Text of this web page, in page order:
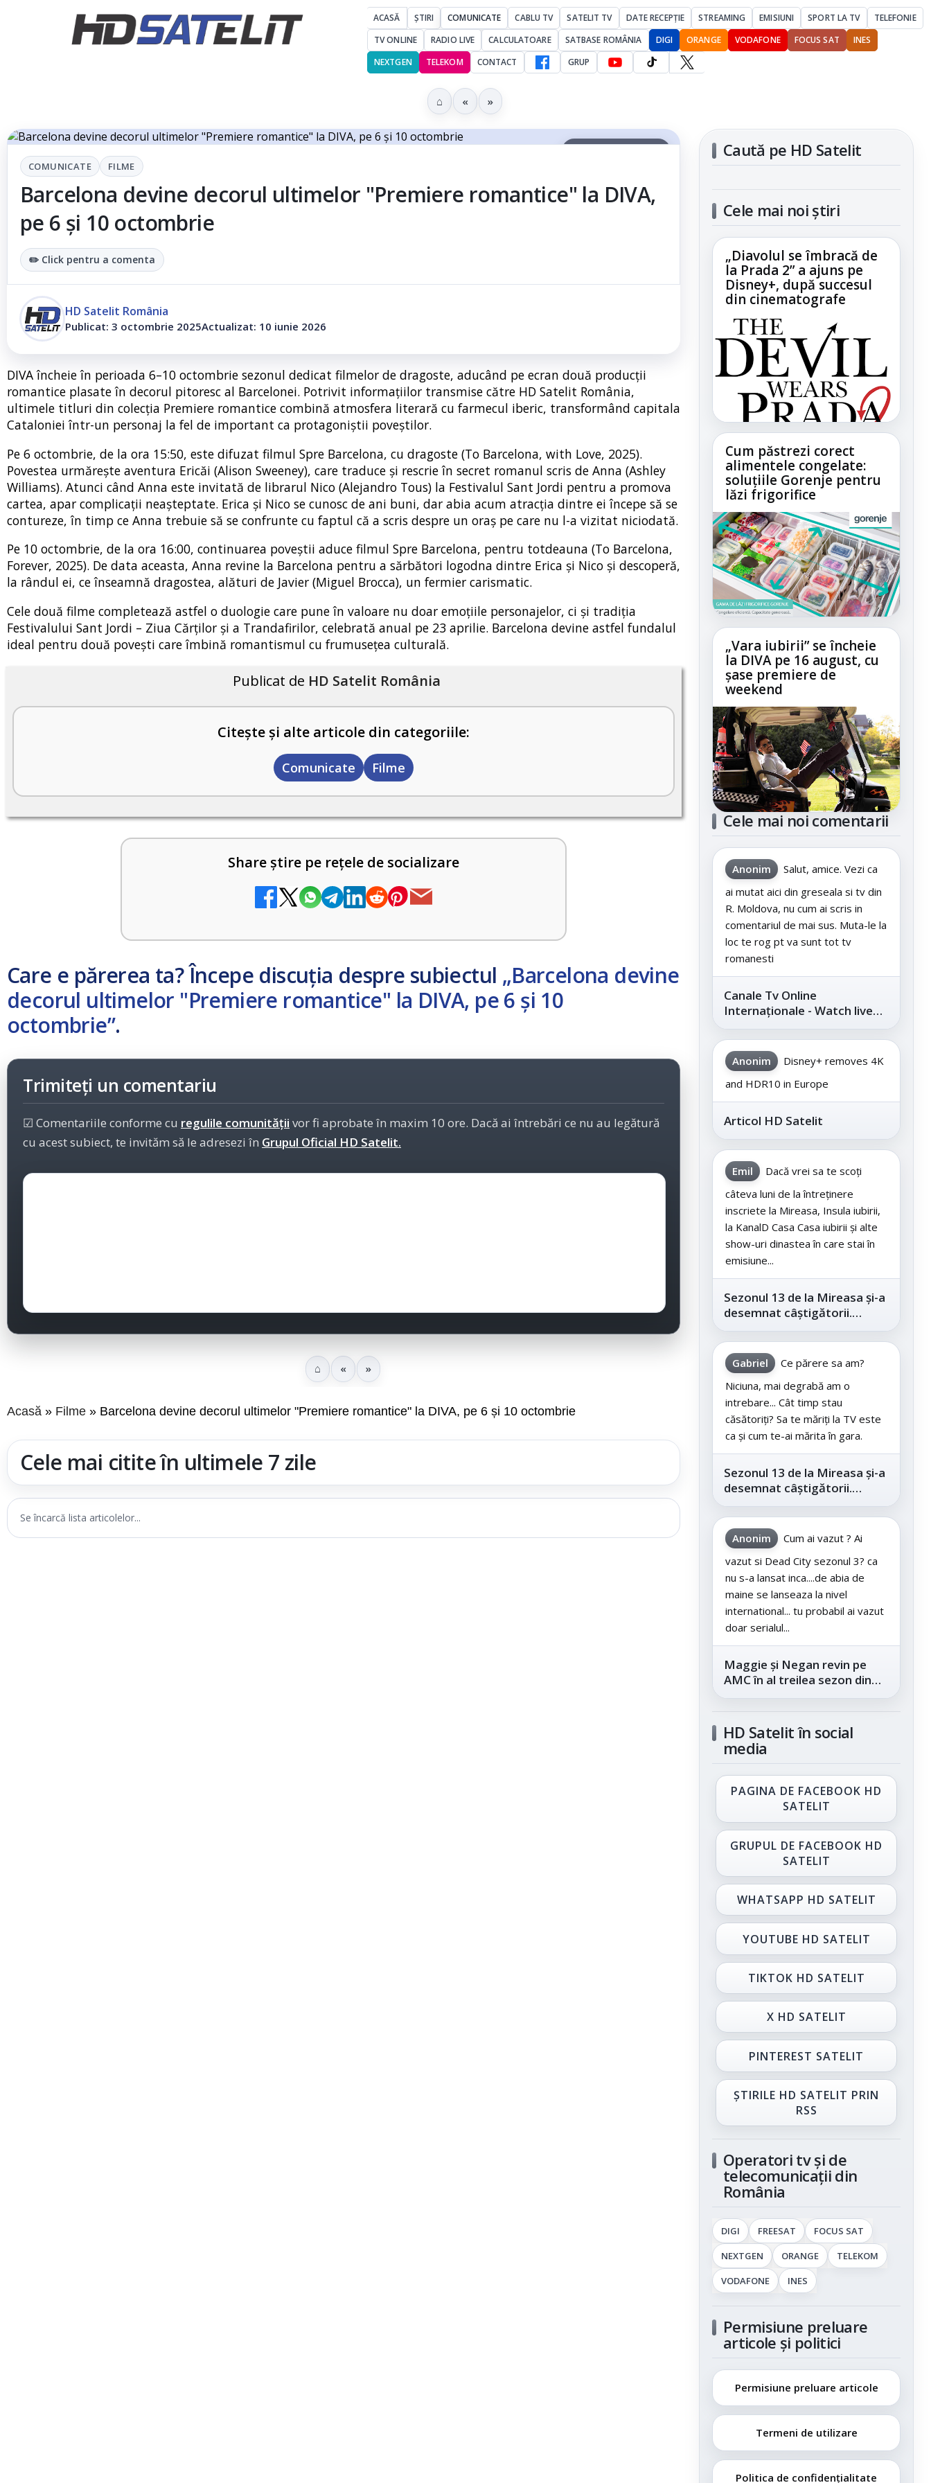
ACASĂ ȘTIRI COMUNICATE CABLU TV SATELIT TV DATE RECEPȚIE STREAMING EMISIUNI SPORT LA TV
TELEFONIE
TV ONLINE
RADIO LIVE CALCULATOARE SATBASE ROMÂNIA DIGI ORANGE VODAFONE FOCUS SAT
INES
NEXTGEN
TELEKOM CONTACT GRUP
⌂ « »
COMUNICATE FILME
Barcelona devine decorul ultimelor "Premiere romantice" la DIVA,
pe 6 și 10 octombrie
✏️ Click pentru a comenta
HD Satelit România
Publicat: 3 octombrie 2025Actualizat: 10 iunie 2026
DIVA încheie în perioada 6–10 octombrie sezonul dedicat filmelor de dragoste, aducând pe ecran două producții
romantice plasate în decorul pitoresc al Barcelonei. Potrivit informațiilor transmise către HD Satelit România,
ultimele titluri din colecția Premiere romantice combină atmosfera literară cu farmecul iberic, transformând capitala
Cataloniei într-un personaj la fel de important ca protagoniștii poveștilor.
Pe 6 octombrie, de la ora 15:50, este difuzat filmul Spre Barcelona, cu dragoste (To Barcelona, with Love, 2025).
Povestea urmărește aventura Ericăi (Alison Sweeney), care traduce și rescrie în secret romanul scris de Anna (Ashley
Williams). Atunci când Anna este invitată de librarul Nico (Alejandro Tous) la Festivalul Sant Jordi pentru a promova
cartea, apar complicații neașteptate. Erica și Nico se cunosc de ani buni, dar abia acum atracția dintre ei începe să se
contureze, în timp ce Anna trebuie să se confrunte cu faptul că a scris despre un oraș pe care nu l-a vizitat niciodată.
Pe 10 octombrie, de la ora 16:00, continuarea poveștii aduce filmul Spre Barcelona, pentru totdeauna (To Barcelona,
Forever, 2025). De data aceasta, Anna revine la Barcelona pentru a sărbători logodna dintre Erica și Nico și descoperă,
la rândul ei, ce înseamnă dragostea, alături de Javier (Miguel Brocca), un fermier carismatic.
Cele două filme completează astfel o duologie care pune în valoare nu doar emoțiile personajelor, ci și tradiția
Festivalului Sant Jordi – Ziua Cărților și a Trandafirilor, celebrată anual pe 23 aprilie. Barcelona devine astfel fundalul
ideal pentru două povești care îmbină romantismul cu frumusețea culturală.
Publicat de HD Satelit România
Citește și alte articole din categoriile:
Comunicate Filme
Share știre pe rețele de socializare
Care e părerea ta? Începe discuția despre subiectul „Barcelona devine
decorul ultimelor "Premiere romantice" la DIVA, pe 6 și 10
octombrie”.
Trimiteți un comentariu
☑ Comentariile conforme cu regulile comunității vor fi aprobate în maxim 10 ore. Dacă ai întrebări ce nu au legătură
cu acest subiect, te invităm să le adresezi în Grupul Oficial HD Satelit.
⌂ « »
Acasă Filme Barcelona devine decorul ultimelor "Premiere romantice" la DIVA, pe 6 și 10 octombrie
Cele mai citite în ultimele 7 zile
Se încarcă lista articolelor...
Caută pe HD Satelit
Cele mai noi știri
„Diavolul se îmbracă de
la Prada 2” a ajuns pe
Disney+, după succesul
din cinematografe
Cum păstrezi corect
alimentele congelate:
soluțiile Gorenje pentru
lăzi frigorifice
„Vara iubirii” se încheie
la DIVA pe 16 august, cu
șase premiere de
weekend
Cele mai noi comentarii
Anonim
Salut, amice. Vezi ca
ai mutat aici din greseala si tv din
R. Moldova, nu cum ai scris in
comentariul de mai sus. Muta-le la
loc te rog pt va sunt tot tv
romanesti
Canale Tv Online
Internaționale - Watch live
channels legally
Anonim
Disney+ removes 4K
and HDR10 in Europe
Articol HD Satelit
Emil
Dacă vrei sa te scoți
câteva luni de la întreținere
inscriete la Mireasa, Insula iubirii,
la KanalD Casa Casa iubirii și alte
show-uri dinastea în care stai în
emisiune...
Sezonul 13 de la Mireasa și-a
desemnat câștigătorii.
Telespectatorii au decis care
este...
Gabriel
Ce părere sa am?
Niciuna, mai degrabă am o
intrebare... Cât timp stau
căsătoriți? Sa te măriți la TV este
ca și cum te-ai mărita în gara.
Sezonul 13 de la Mireasa și-a
desemnat câștigătorii.
Telespectatorii au decis care
este...
Anonim
Cum ai vazut ? Ai
vazut si Dead City sezonul 3? ca
nu s-a lansat inca....de abia de
maine se lanseaza la nivel
international... tu probabil ai vazut
doar serialul...
Maggie și Negan revin pe
AMC în al treilea sezon din
„The Walking Dead: Dead
HD Satelit în social
media
PAGINA DE FACEBOOK HD
SATELIT
GRUPUL DE FACEBOOK HD
SATELIT
WHATSAPP HD SATELIT
YOUTUBE HD SATELIT
TIKTOK HD SATELIT
X HD SATELIT
PINTEREST SATELIT
ȘTIRILE HD SATELIT PRIN
RSS
Operatori tv și de
telecomunicații din
România
DIGI FREESAT
FOCUS SAT
NEXTGEN
ORANGE
TELEKOM
VODAFONE
INES
Permisiune preluare
articole și politici
Permisiune preluare articole
Termeni de utilizare
Politica de confidențialitate